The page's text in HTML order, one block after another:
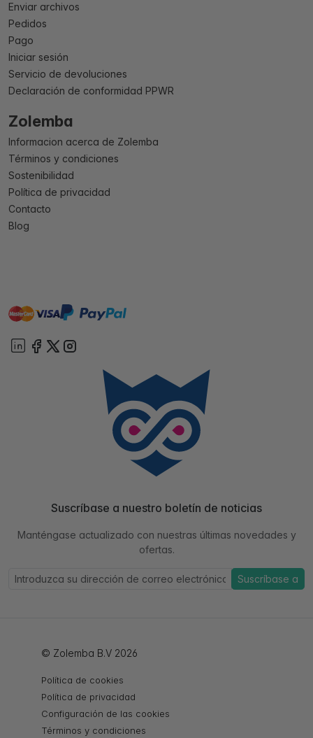
Enviar archivos
Pedidos
Pago
Iniciar sesión
Servicio de devoluciones
Declaración de conformidad PPWR
Zolemba
Informacion acerca de Zolemba
Términos y condiciones
Sostenibilidad
Política de privacidad
Contacto
Blog
mastervisa paypal
Suscríbase a nuestro boletín de noticias
Manténgase actualizado con nuestras últimas novedades y
ofertas.
Suscríbase a
© Zolemba B.V 2026
Política de cookies
Política de privacidad
Configuración de las cookies
Términos y condiciones